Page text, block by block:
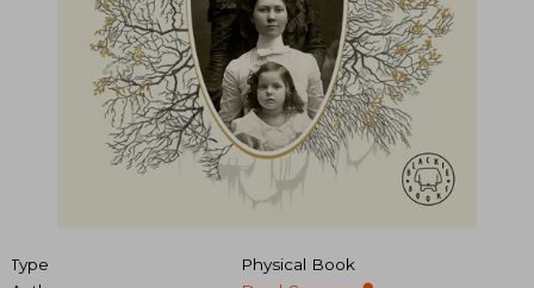
Type
Physical Book